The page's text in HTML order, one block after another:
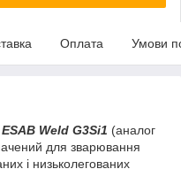
Оплата Умови
ESAB Weld G3Si1 (аналог
для зварювання
і низьколегованих